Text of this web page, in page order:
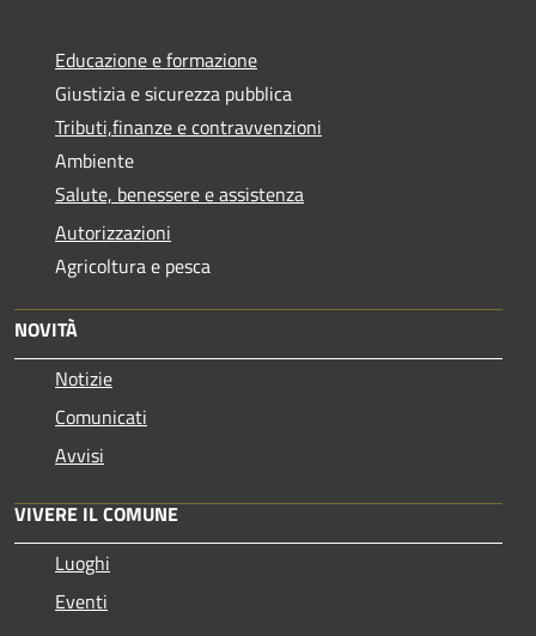
Educazione e formazione
Giustizia e sicurezza pubblica
Tributi,finanze e contravvenzioni
Ambiente
Salute, benessere e assistenza
Autorizzazioni
Agricoltura e pesca
NOVITÀ
Notizie
Comunicati
Avvisi
VIVERE IL COMUNE
Luoghi
Eventi